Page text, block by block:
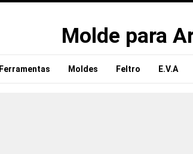
Molde para
Ferramentas Moldes Feltro E.V.A